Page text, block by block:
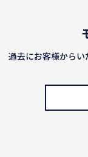
過去にお客様から